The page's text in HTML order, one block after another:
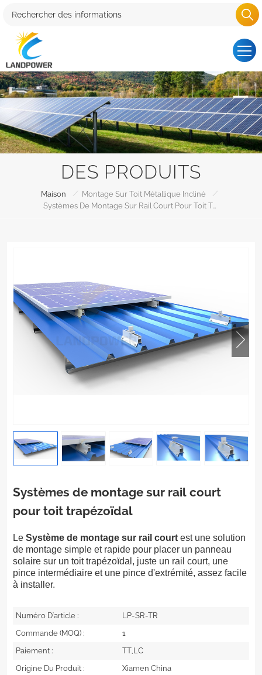
DES PRODUITS
Maison / Montage Sur Toit Métallique Incliné
/
Systèmes de montage sur rail court
pour toit trapézoïdal
Le Système de montage sur rail court est une solution
de montage simple et rapide pour placer un panneau
solaire sur un toit trapézoïdal, juste un rail court, une
pince intermédiaire et une pince d'extrémité, assez facile
à installer.
Numéro D'article :
LP-SR-TR
Commande (MOQ) :
1
Paiement :
TT,LC
Origine Du Produit :
Xiamen China